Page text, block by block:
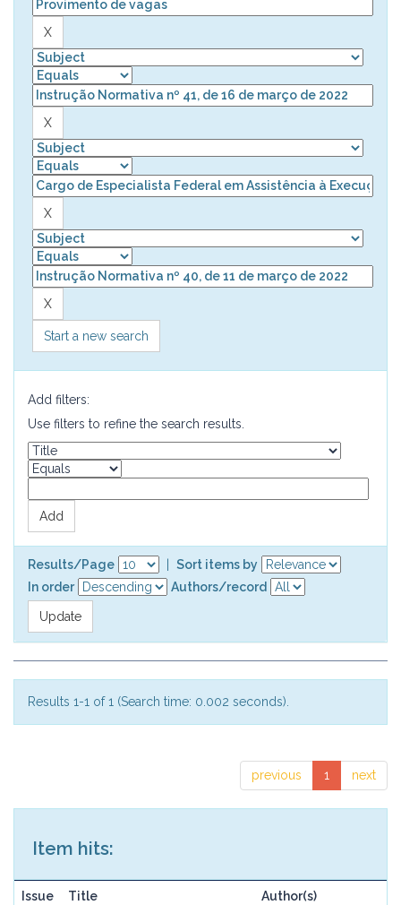
Start a new search
Add filters:
Use filters to refine the search results.
Results/Page
Sort items by
In order
Authors/record
Results 1-1 of 1 (Search time: 0.002 seconds).
previous 1 next
Item hits:
Issue Title Author(s)